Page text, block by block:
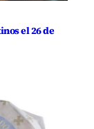
el 26 de